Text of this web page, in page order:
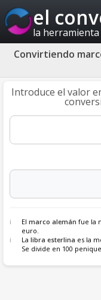
el
la
Convirtiendo
Introduce el valor
El marco alemán fue la
euro.
La libra esterlina es la
Se divide en 100